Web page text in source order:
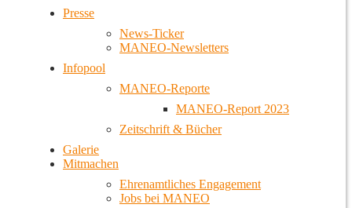
Presse
News-Ticker
MANEO-Newsletters
Infopool
MANEO-Reporte
MANEO-Report 2023
Zeitschrift & Bücher
Galerie
Mitmachen
Ehrenamtliches Engagement
Jobs bei MANEO